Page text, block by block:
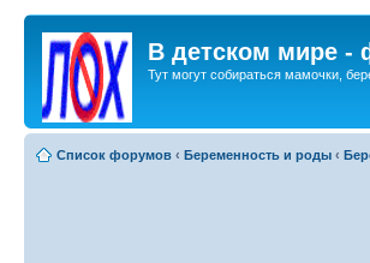
В детском мире -
Тут могут собираться мамочки,
Список форумов ‹ Беременность и роды ‹